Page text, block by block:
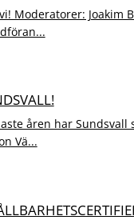
Moderatorer: Joakim
åren har
Vä...